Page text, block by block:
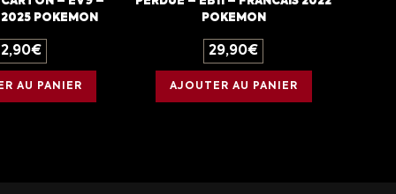
POKEMON
€
AU PANIER
POKEMON
29,90€
AJOUTER AU PANIER